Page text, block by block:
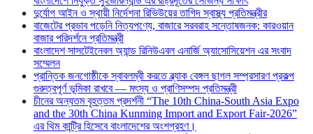
দুর্যোগ আইন ও স্থায়ী নির্দেশনা রিভিউয়ের তাগিদ স্বাস্থ্য প্রতিমন্ত্রীর
বাজেটের প্রভাব পড়েনি নিত্যপণ্যে, বাজারে সরবরাহ সন্তোষজনক: কারওয়ান
বাজার পরিদর্শনে প্রতিমন্ত্রী
বাংলাদেশ সাসটেইনেবল অ্যান্ড রিনিউএবল এনার্জি অ্যাসোসিয়েশন এর সংবাদ
সম্মেলন
প্রান্তিক জনগোষ্ঠীকে স্বাবলম্বী করতে ব্ল্যাক বেঙ্গল ছাগল সম্প্রসারণ প্রকল্প
গুরুত্বপূর্ণ ভূমিকা রাখবে — মৎস্য ও প্রাণিসম্পদ প্রতিমন্ত্রী
চীনের অন্যতম বৃহত্তম প্রদর্শনী “The 10th China-South Asia Expo
and the 30th China Kunming Import and Export Fair-2026”
এর থিম কান্ট্রি হিসেবে বাংলাদেশের অংশগ্রহণ।